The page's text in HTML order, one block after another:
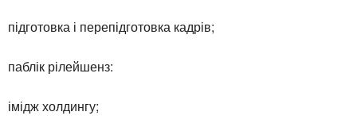
підготовка і перепідготовка кадрів;
паблік рілейшенз:
імідж холдингу;